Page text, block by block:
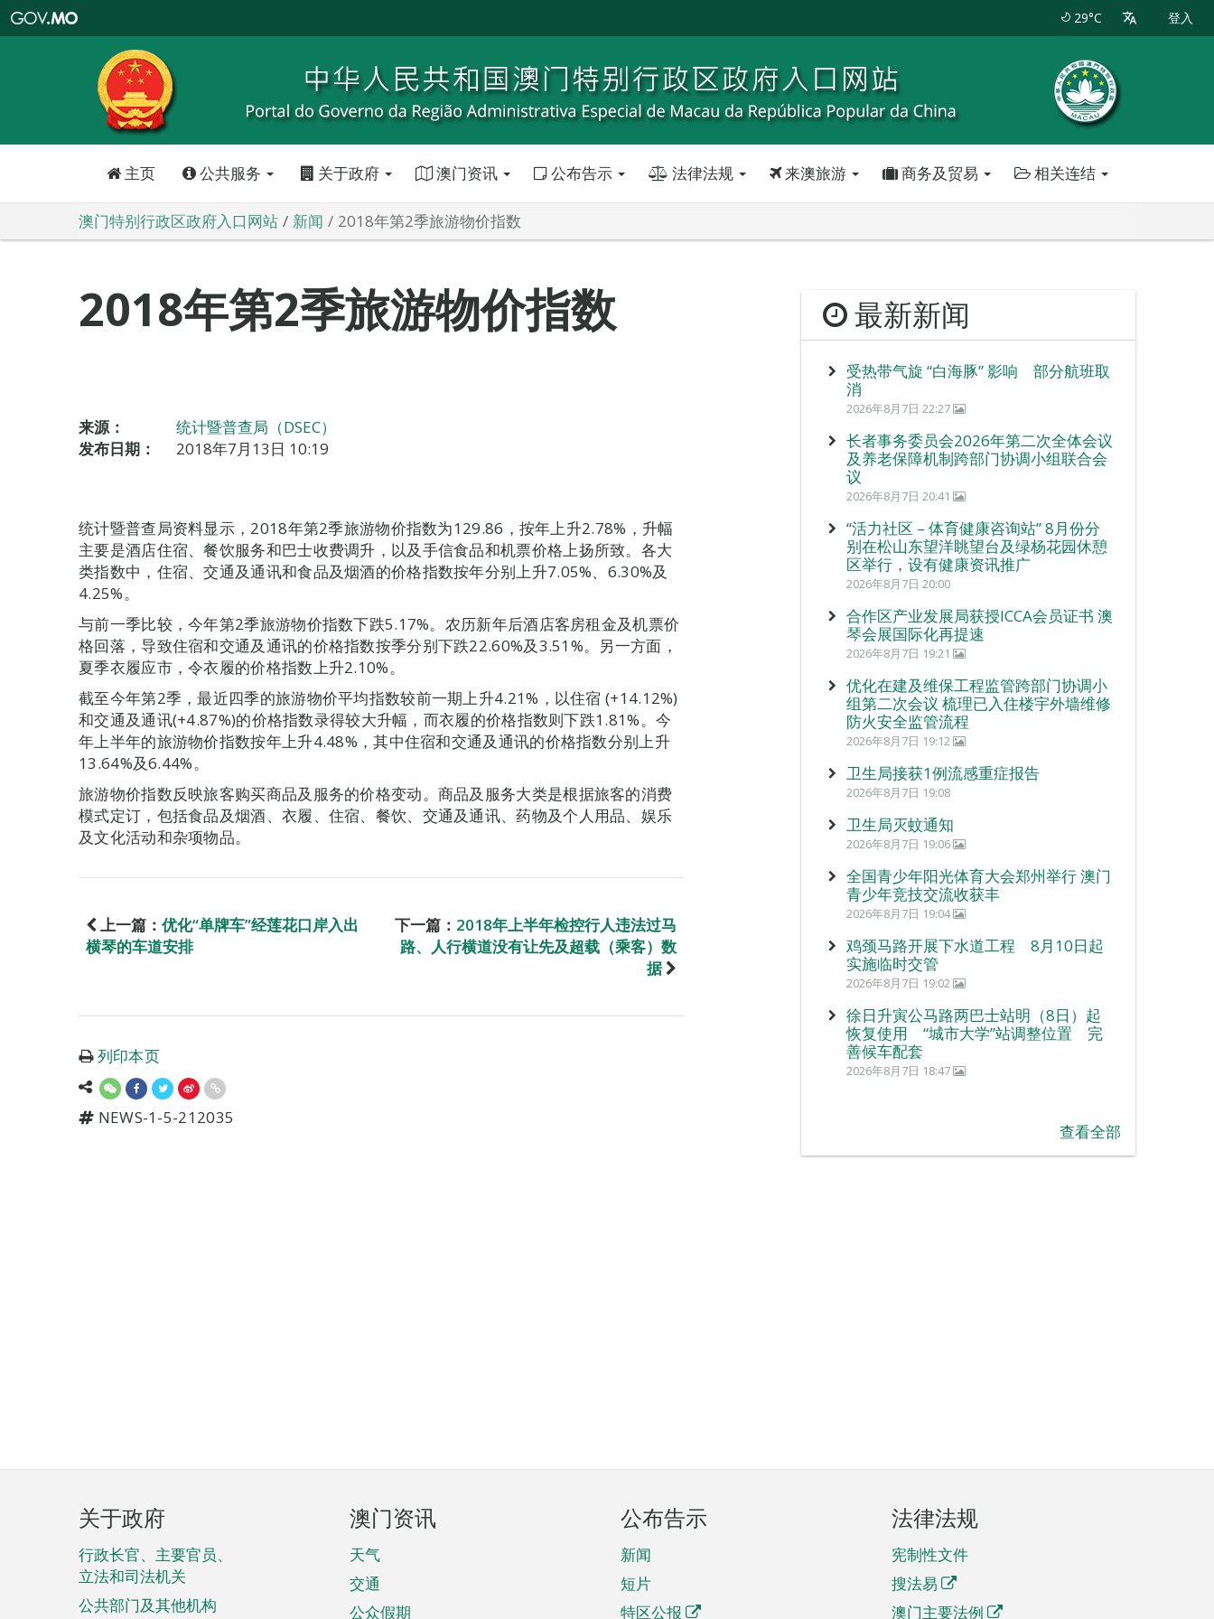
特
政
区
政
口
29°C 登入
主页 公共服务 关于政府 澳门资讯 公布告示 法律法规 来澳旅游 商务及贸易 相关连结
澳门特别行政区政府入口网站 新闻 2018年第2季旅游物价指数
2018年第2季旅游物价指数
来源：
统计暨普查局（DSEC）
发布日期：
2018年7月13日 10:19
统计暨普查局资料显示，2018年第2季旅游物价指数为129.86，按年上升2.78%，升幅
主要是酒店住宿、餐饮服务和巴士收费调升，以及手信食品和机票价格上扬所致。各大
类指数中，住宿、交通及通讯和食品及烟酒的价格指数按年分别上升7.05%、6.30%及
4.25%。
与前一季比较，今年第2季旅游物价指数下跌5.17%。农历新年后酒店客房租金及机票价
格回落，导致住宿和交通及通讯的价格指数按季分别下跌22.60%及3.51%。另一方面，
夏季衣履应市，令衣履的价格指数上升2.10%。
截至今年第2季，最近四季的旅游物价平均指数较前一期上升4.21%，以住宿 (+14.12%)
和交通及通讯(+4.87%)的价格指数录得较大升幅，而衣履的价格指数则下跌1.81%。今
年上半年的旅游物价指数按年上升4.48%，其中住宿和交通及通讯的价格指数分别上升
13.64%及6.44%。
旅游物价指数反映旅客购买商品及服务的价格变动。商品及服务大类是根据旅客的消费
模式定订，包括食品及烟酒、衣履、住宿、餐饮、交通及通讯、药物及个人用品、娱乐
及文化活动和杂项物品。
上一篇： 优化“单牌车”经莲花口岸入出
横琴的车道安排
下一篇： 2018年上半年检控行人违法过马
路、人行横道没有让先及超载（乘客）数
据
列印本页
NEWS-1-5-212035
最新新闻
受热带气旋 “白海豚” 影响 部分航班取
消
2026年8月7日 22:27
长者事务委员会2026年第二次全体会议
及养老保障机制跨部门协调小组联合会
议
2026年8月7日 20:41
“活力社区 – 体育健康咨询站” 8月份分
别在松山东望洋眺望台及绿杨花园休憩
区举行，设有健康资讯推广
2026年8月7日 20:00
合作区产业发展局获授ICCA会员证书 澳
琴会展国际化再提速
2026年8月7日 19:21
优化在建及维保工程监管跨部门协调小
组第二次会议 梳理已入住楼宇外墙维修
防火安全监管流程
2026年8月7日 19:12
卫生局接获1例流感重症报告
2026年8月7日 19:08
卫生局灭蚊通知
2026年8月7日 19:06
全国青少年阳光体育大会郑州举行 澳门
青少年竞技交流收获丰
2026年8月7日 19:04
鸡颈马路开展下水道工程 8月10日起
实施临时交管
2026年8月7日 19:02
徐日升寅公马路两巴士站明（8日）起
恢复使用 “城市大学”站调整位置 完
善候车配套
2026年8月7日 18:47
查看全部
页
脚
菜
单
关于政府
行政长官、主要官员、
立法和司法机关
公共部门及其他机构
澳门资讯
天气
交通
公众假期
公布告示
新闻
短片
特区公报
法律法规
宪制性文件
搜法易
澳门主要法例